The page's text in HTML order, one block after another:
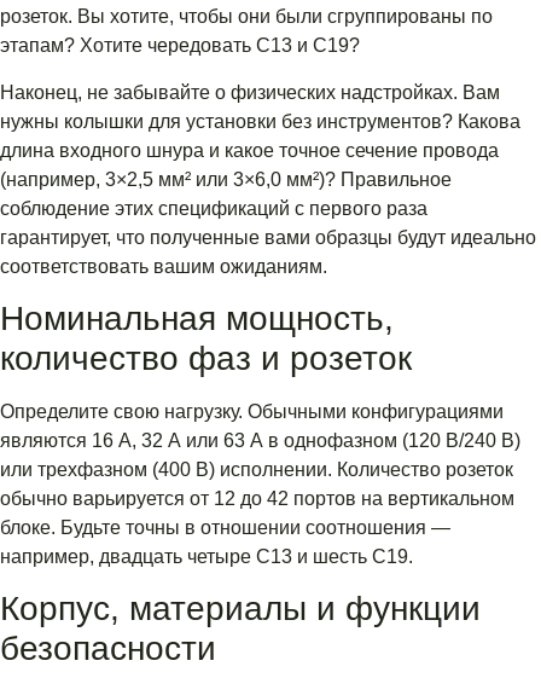
розеток. Вы хотите, чтобы они были сгруппированы по
этапам? Хотите чередовать C13 и C19?
Наконец, не забывайте о физических надстройках. Вам
нужны колышки для установки без инструментов? Какова
длина входного шнура и какое точное сечение провода
(например, 3×2,5 мм² или 3×6,0 мм²)? Правильное
соблюдение этих спецификаций с первого раза
гарантирует, что полученные вами образцы будут идеально
соответствовать вашим ожиданиям.
Номинальная мощность,
количество фаз и розеток
Определите свою нагрузку. Обычными конфигурациями
являются 16 А, 32 А или 63 А в однофазном (120 В/240 В)
или трехфазном (400 В) исполнении. Количество розеток
обычно варьируется от 12 до 42 портов на вертикальном
блоке. Будьте точны в отношении соотношения —
например, двадцать четыре C13 и шесть C19.
Корпус, материалы и функции
безопасности